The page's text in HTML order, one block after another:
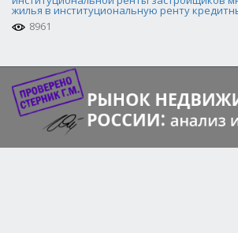
жилья в институциональную ренту
8961